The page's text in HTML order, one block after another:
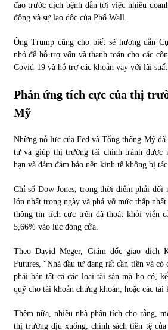
đao trước dịch bệnh dẫn tới việc nhiều
động và sự lao dốc của Phố Wall.
Ông Trump cũng cho biết sẽ hướng dẫn
nhỏ để hỗ trợ vốn và thanh toán cho các
Covid-19 và hỗ trợ các khoản vay với lãi
Phản ứng tích cực của thị
Mỹ
Những nỗ lực của Fed và Tổng thống Mỹ đã
tư và giúp thị trường tài chính tránh được
hạn và đảm đảm bảo nền kinh tế không bị
Chỉ số Dow Jones, trong thời điểm phải đối
lớn nhất trong ngày và phá vỡ mức thấp
thông tin tích cực trên đã thoát khỏi viễn
5,66% vào lúc đóng cửa.
Theo David Meger, Giám đốc giao dịch
Futures, “Nhà đầu tư đang rất cần tiền và có
phải bán tất cả các loại tài sản mà họ có,
quỹ cho tài khoản chứng khoán, hoặc các tài
Thêm nữa, nhiều nhà phân tích cho rằng,
thị trường dịu xuống, chính sách tiền tệ của